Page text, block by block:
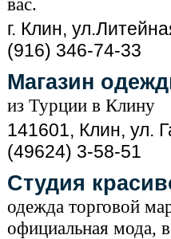
г. Клин,
(916) 346-74-33
Магазин
из Турции в Клину
141601, Клин, ул.
(49624) 3-58-51
Студия
одежда торговой
официальная мода,